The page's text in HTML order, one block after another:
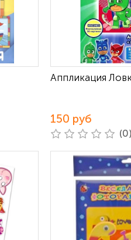
Аппликация
150 руб